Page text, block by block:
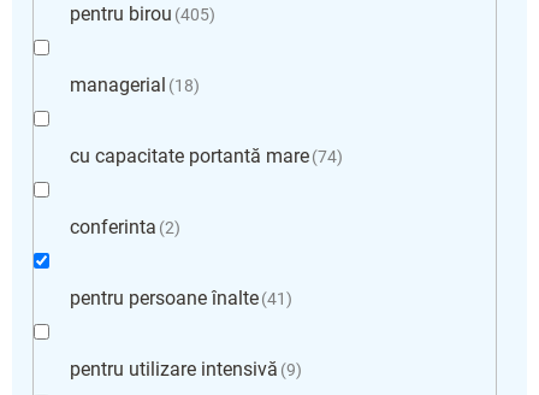
pentru birou 405
managerial 18
cu capacitate portantă mare 74
conferinta 2
pentru persoane înalte 41
pentru utilizare intensivă 9